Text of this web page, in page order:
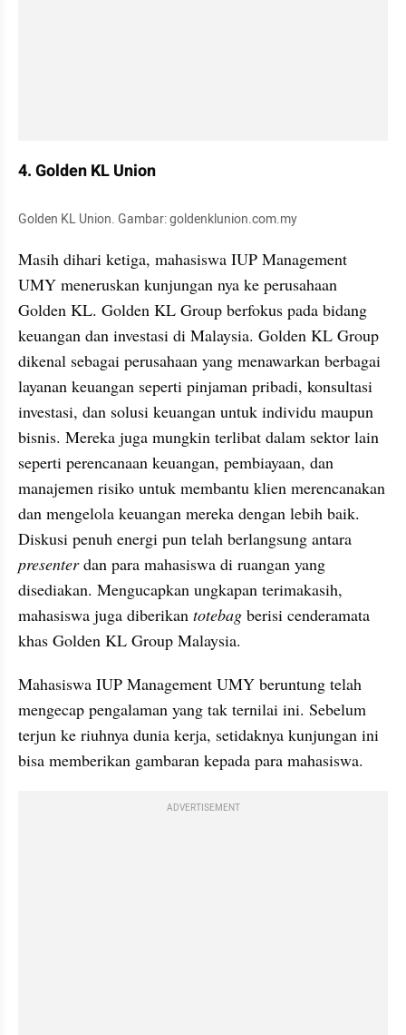
4. Golden KL Union
Golden KL Union. Gambar: goldenklunion.com.my
Masih dihari ketiga, mahasiswa IUP Management
UMY meneruskan kunjungan nya ke perusahaan
Golden KL. Golden KL Group berfokus pada bidang
keuangan dan investasi di Malaysia. Golden KL Group
dikenal sebagai perusahaan yang menawarkan berbagai
layanan keuangan seperti pinjaman pribadi, konsultasi
investasi, dan solusi keuangan untuk individu maupun
bisnis. Mereka juga mungkin terlibat dalam sektor lain
seperti perencanaan keuangan, pembiayaan, dan
manajemen risiko untuk membantu klien merencanakan
dan mengelola keuangan mereka dengan lebih baik.
presenter dan para mahasiswa di ruangan yang
disediakan. Mengucapkan ungkapan terimakasih,
mahasiswa juga diberikan totebag berisi cenderamata
khas Golden KL Group Malaysia.
Mahasiswa IUP Management UMY beruntung telah
mengecap pengalaman yang tak ternilai ini. Sebelum
terjun ke riuhnya dunia kerja, setidaknya kunjungan ini
bisa memberikan gambaran kepada para mahasiswa.
ADVERTISEMENT